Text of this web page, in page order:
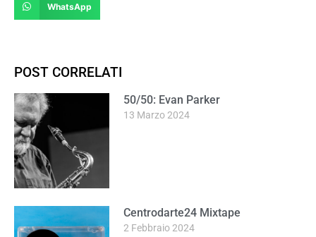
WhatsApp
POST CORRELATI
50/50: Evan Parker
13 Marzo 2024
Centrodarte24 Mixtape
2 Febbraio 2024